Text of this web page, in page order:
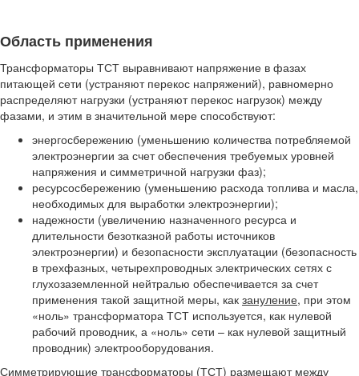
Область применения
Трансформаторы ТСТ выравнивают напряжение в фазах
питающей сети (устраняют перекос напряжений), равномерно
распределяют нагрузки (устраняют перекос нагрузок) между
фазами, и этим в значительной мере способствуют:
энергосбережению (уменьшению количества потребляемой
электроэнергии за счет обеспечения требуемых уровней
напряжения и симметричной нагрузки фаз);
ресурсосбережению (уменьшению расхода топлива и масла,
необходимых для выработки электроэнергии);
надежности (увеличению назначенного ресурса и
длительности безотказной работы источников
электроэнергии) и безопасности эксплуатации (безопасность
в трехфазных, четырехпроводных электрических сетях с
глухозаземленной нейтралью обеспечивается за счет
применения такой защитной меры, как зануление, при этом
«ноль» трансформатора ТСТ используется, как нулевой
рабочий проводник, а «ноль» сети – как нулевой защитный
проводник) электрооборудования.
Симметрирующие трансформаторы (ТСТ) размещают между